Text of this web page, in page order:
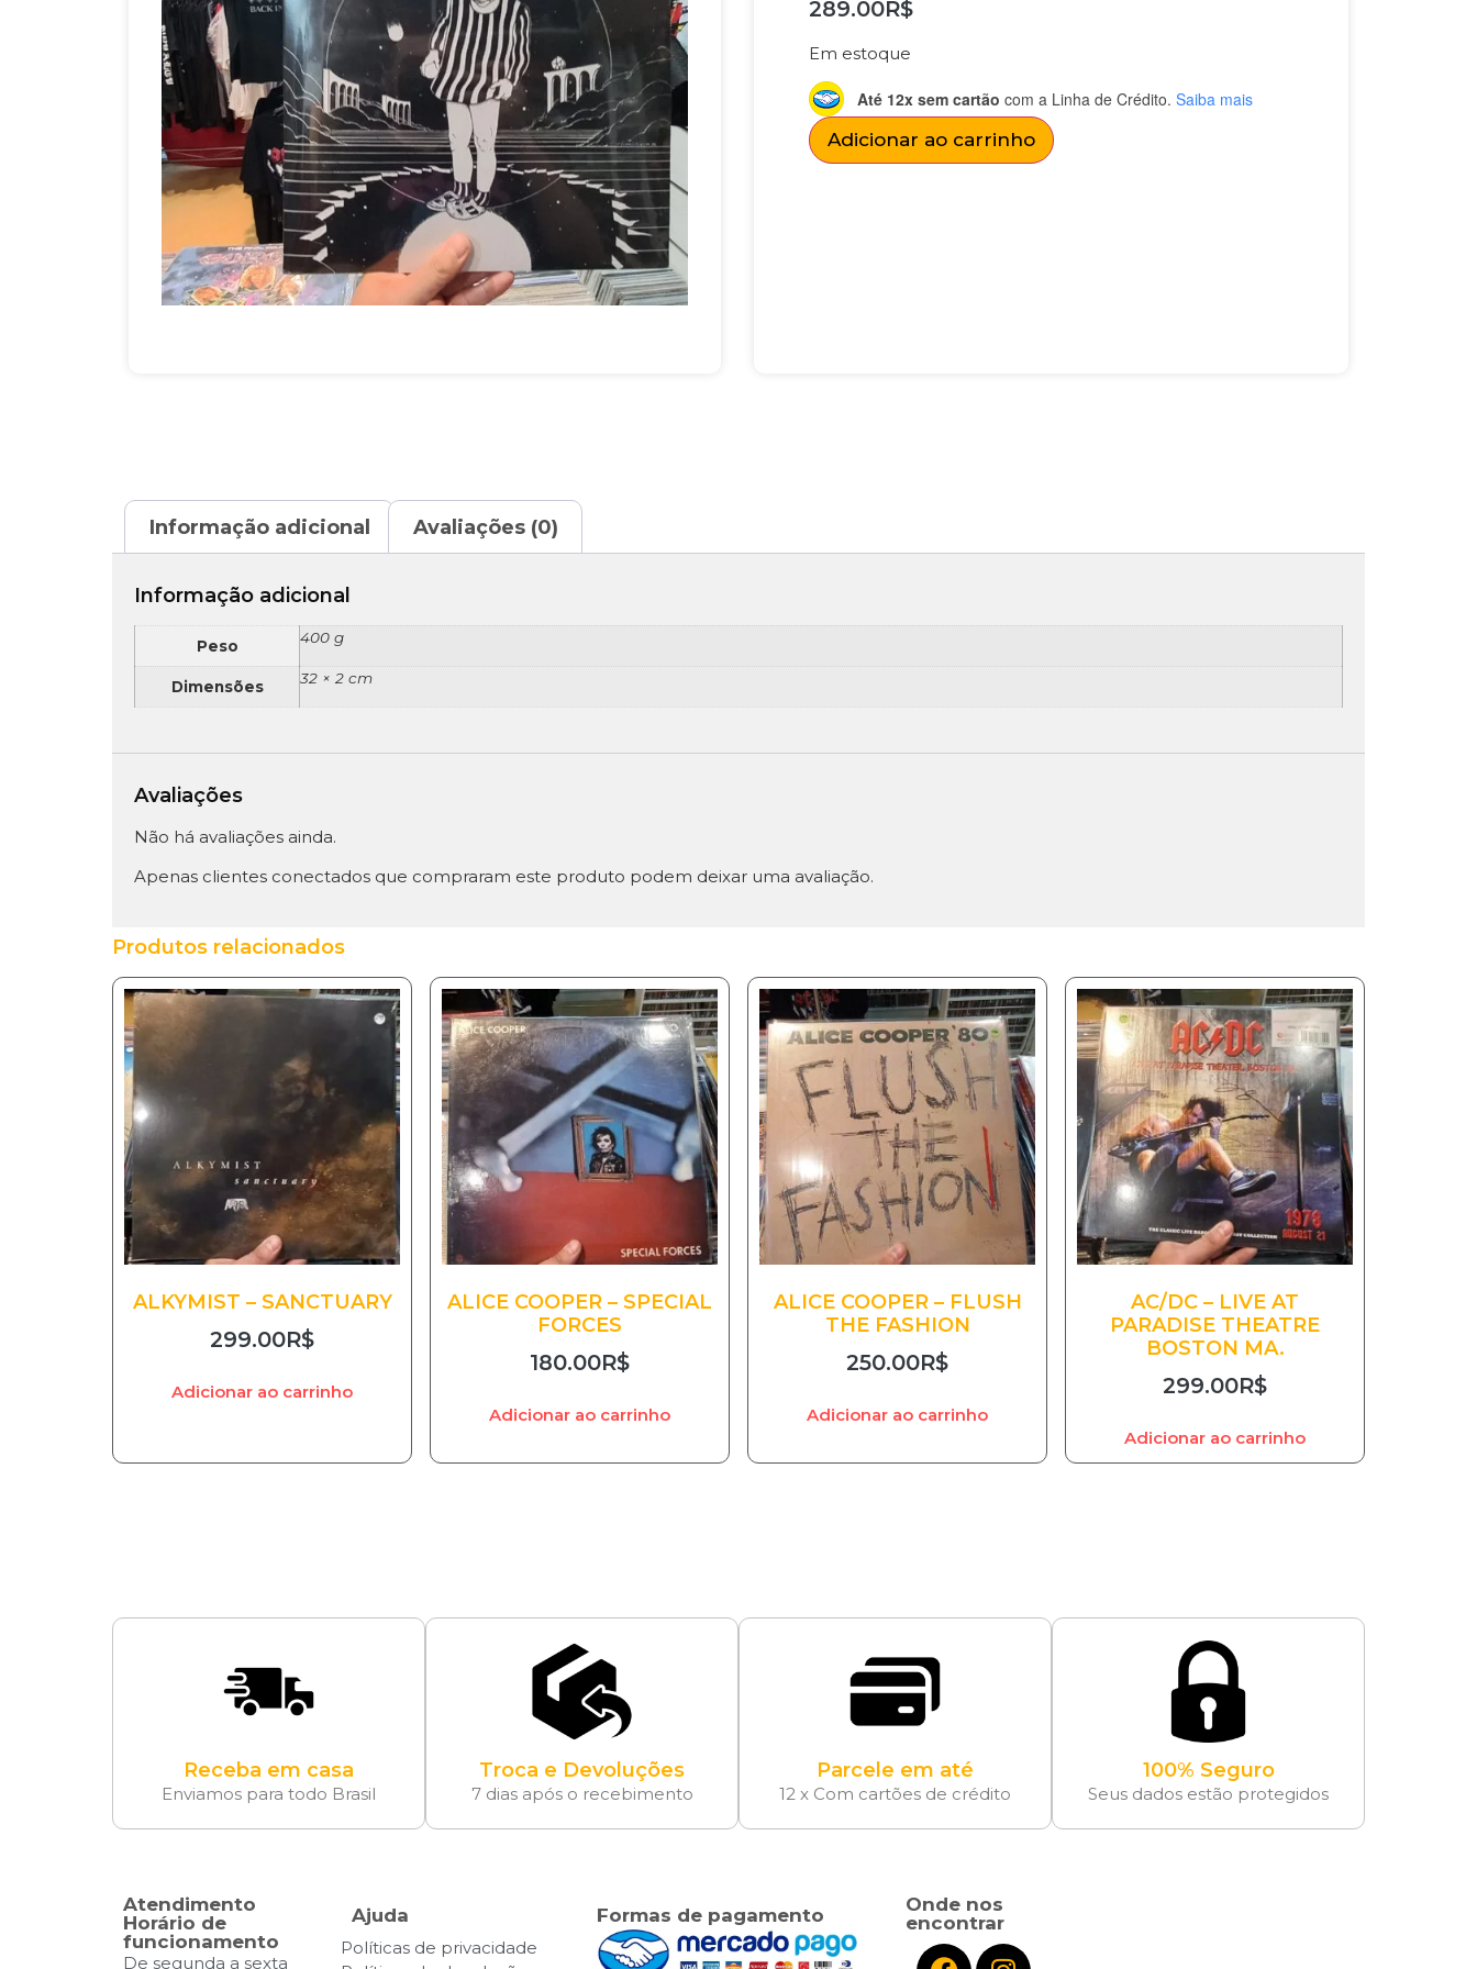
289.00R$
Em estoque
Até 12x sem cartão com a Linha de Crédito. Saiba mais
Adicionar ao carrinho
Informação adicional Avaliações (0)
Informação adicional
Peso 400 g
Dimensões 32 × 2 cm
Avaliações
Não há avaliações ainda.
Apenas clientes conectados que compraram este produto podem deixar uma avaliação.
Produtos relacionados
ALKYMIST – SANCTUARY
299.00R$
Adicionar ao carrinho
ALICE COOPER – SPECIAL
FORCES
180.00R$
Adicionar ao carrinho
ALICE COOPER – FLUSH
THE FASHION
250.00R$
Adicionar ao carrinho
AC/DC – LIVE AT
PARADISE THEATRE
BOSTON MA.
299.00R$
Adicionar ao carrinho
Receba em casa
Enviamos para todo Brasil
Troca e Devoluções
7 dias após o recebimento
Parcele em até
12 x Com cartões de crédito
100% Seguro
Seus dados estão protegidos
Atendimento
Horário de
funcionamento
De segunda a sexta
Ajuda
Políticas de privacidade
Formas de pagamento
Onde nos
encontrar